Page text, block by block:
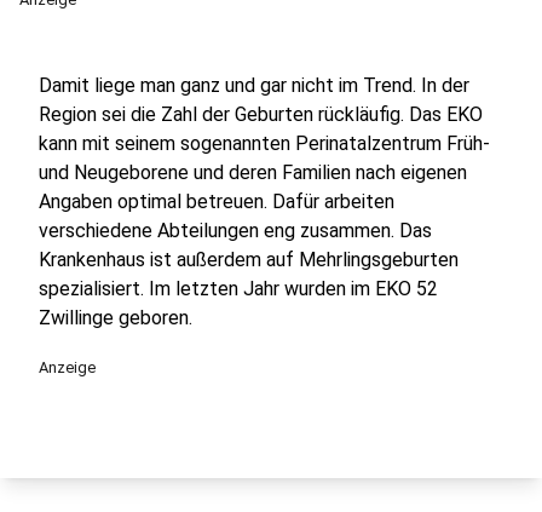
Damit liege man ganz und gar nicht im Trend. In der
Region sei die Zahl der Geburten rückläufig. Das EKO
kann mit seinem sogenannten Perinatalzentrum Früh-
und Neugeborene und deren Familien nach eigenen
Angaben optimal betreuen. Dafür arbeiten
verschiedene Abteilungen eng zusammen. Das
Krankenhaus ist außerdem auf Mehrlingsgeburten
spezialisiert. Im letzten Jahr wurden im EKO 52
Zwillinge geboren.
Anzeige